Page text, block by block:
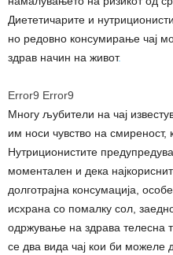
Диететичарите и
но редовно консумирање чај
здрав начин на живот.
Error9 Error9
Многу љубители на чај
им носи чувство на смиреност,
Нутриционистите
моментален и дека
долготрајна консумација,
исхрана со помалку сол,
одржување на здрава телесна
се два вида чај кои би можеле